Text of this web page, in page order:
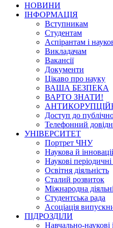
НОВИНИ
ІНФОРМАЦІЯ
Вступникам
Студентам
Аспірантам і
Викладачам
Вакансії
Документи
Цікаво про науку
ВАША БЕЗПЕКА
ВАРТО ЗНАТИ!
Доступ до
Телефонний
УНІВЕРСИТЕТ
Портрет ЧНУ
Наукова й
Наукові
Освітня діяльність
Сталий розвиток
Міжнародна
Студентська рада
Асоціація
ПІДРОЗДІЛИ
Навчально-наукові